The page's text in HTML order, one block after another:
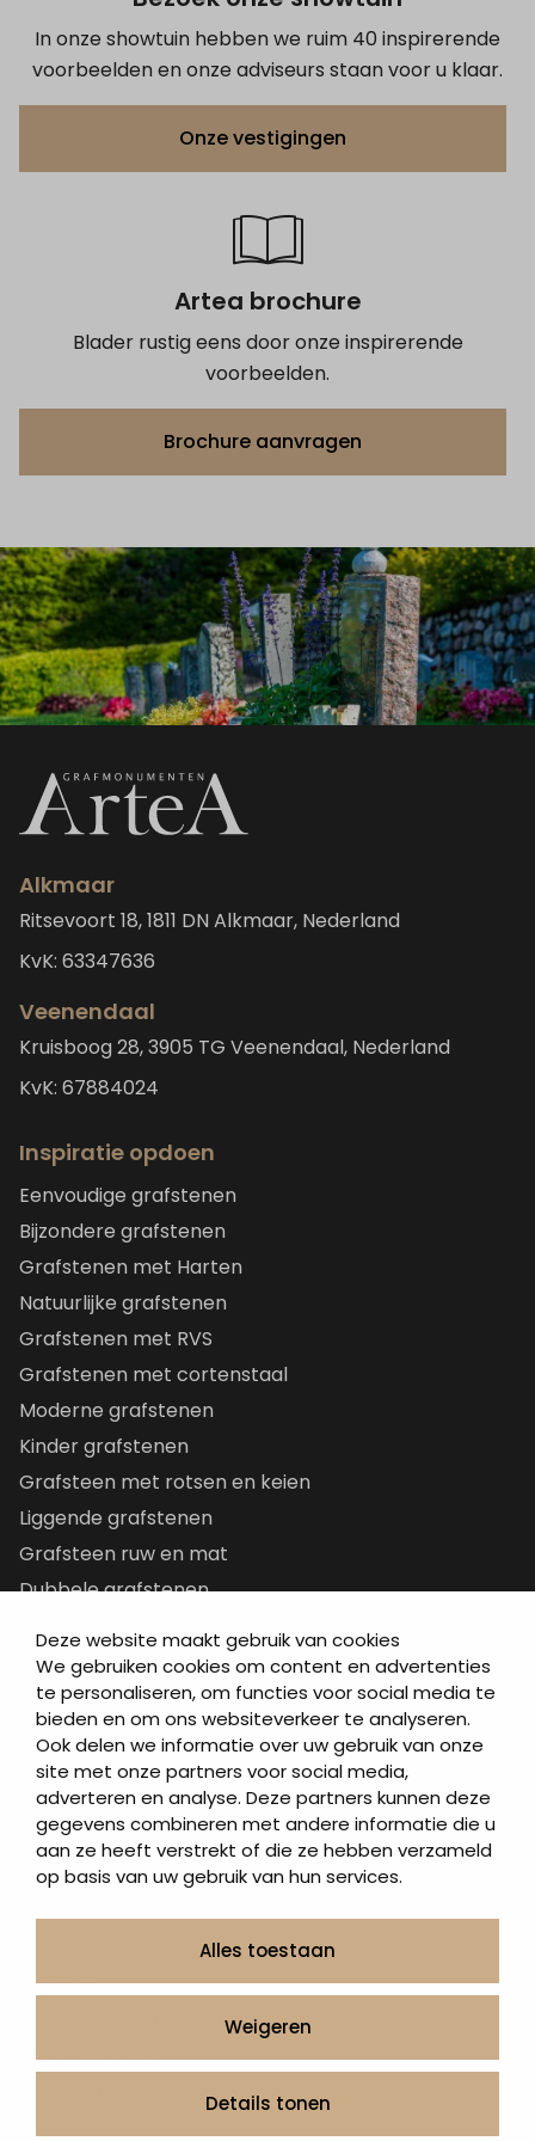
Deze website maakt gebruik van cookies
We gebruiken cookies om content en advertenties
te personaliseren, om functies voor social media te
bieden en om ons websiteverkeer te analyseren.
Ook delen we informatie over uw gebruik van onze
site met onze partners voor social media,
adverteren en analyse. Deze partners kunnen deze
gegevens combineren met andere informatie die u
aan ze heeft verstrekt of die ze hebben verzameld
op basis van uw gebruik van hun services.
Alles toestaan
Weigeren
Details tonen
In onze showtuin hebben we ruim 40 inspirerende
voorbeelden en onze adviseurs staan voor u klaar.
Onze vestigingen
Artea brochure
Blader rustig eens door onze inspirerende
voorbeelden.
Brochure aanvragen
Alkmaar
Ritsevoort 18, 1811 DN Alkmaar, Nederland
KvK: 63347636
Veenendaal
Kruisboog 28, 3905 TG Veenendaal, Nederland
KvK: 67884024
Inspiratie opdoen
Eenvoudige grafstenen
Bijzondere grafstenen
Grafstenen met Harten
Natuurlijke grafstenen
Grafstenen met RVS
Grafstenen met cortenstaal
Moderne grafstenen
Kinder grafstenen
Grafsteen met rotsen en keien
Liggende grafstenen
Grafsteen ruw en mat
Dubbele grafstenen
Letterplaten
Grafzerken kopen
Direct naar
Grafstenen
As artikelen
Urngrafmonumenten
Informatie
Contact
Onze werkwijze
Urnen en as sieraden webshop